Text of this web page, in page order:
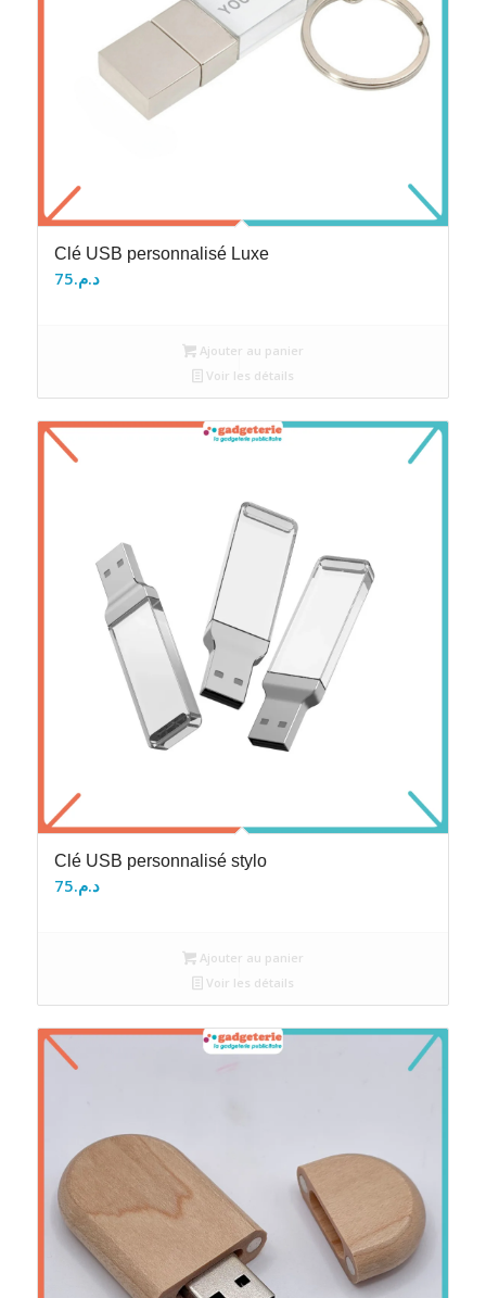
Clé USB personnalisé Luxe
د.م.75
Ajouter au panier
Voir les détails
Clé USB personnalisé stylo
د.م.75
Ajouter au panier
Voir les détails